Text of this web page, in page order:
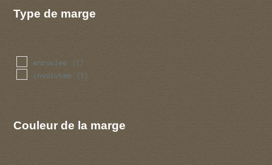
Type de marge
enroulee (1)
involutee (1)
Couleur de la marge